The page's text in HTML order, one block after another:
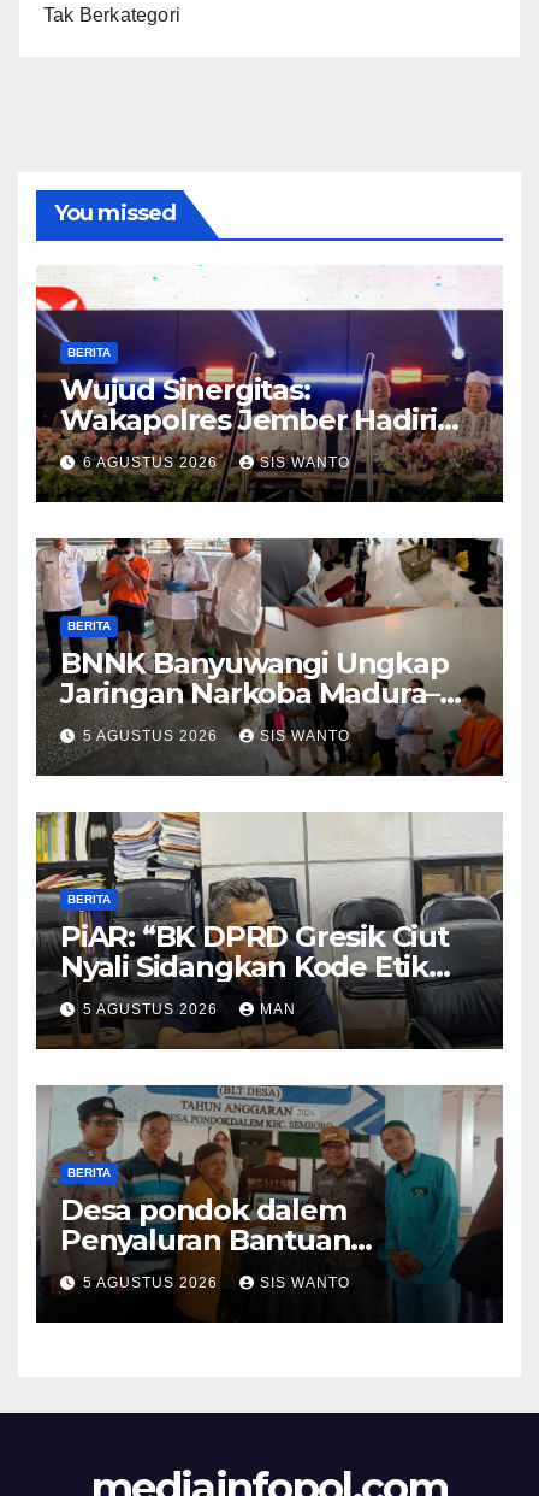
Tak Berkategori
You missed
BERITA
Wujud Sinergitas:
Wakapolres Jember Hadiri
Sholawat & Doa Sambut HUT
RI ke-81
6 AGUSTUS 2026 SIS WANTO
BERITA
BNNK Banyuwangi Ungkap
Jaringan Narkoba Madura–
Bali
5 AGUSTUS 2026 SIS WANTO
BERITA
PiAR: “BK DPRD Gresik Ciut
Nyali Sidangkan Kode Etik
Ketua DPRD”
5 AGUSTUS 2026 MAN
BERITA
Desa pondok dalem
Penyaluran Bantuan
Langsung Tunai (BLT) Di
Desa Pondokdalem
Kecamatan Semboro: sangat
5 AGUSTUS 2026 SIS WANTO